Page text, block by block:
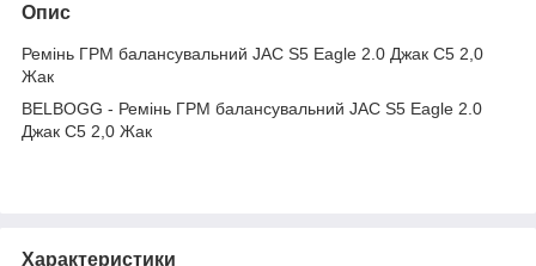
Опис
Ремінь ГРМ балансувальний JAC S5 Eagle 2.0 Джак С5 2,0
Жак
BELBOGG - Ремінь ГРМ балансувальний JAC S5 Eagle 2.0
Джак С5 2,0 Жак
Характеристики